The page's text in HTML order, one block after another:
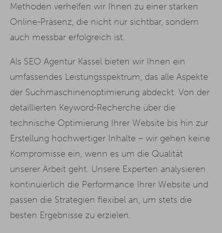
Methoden verhelfen wir Ihnen zu einer starken
Online-Präsenz, die nicht nur sichtbar, sondern
auch messbar erfolgreich ist.
Als SEO Agentur Kassel bieten wir Ihnen ein
umfassendes Leistungsspektrum, das alle Aspekte
der Suchmaschinenoptimierung abdeckt. Von der
detaillierten Keyword-Recherche über die
technische Optimierung Ihrer Website bis hin zur
Erstellung hochwertiger Inhalte – wir gehen keine
Kompromisse ein, wenn es um die Qualität
unserer Arbeit geht. Unsere Experten analysieren
kontinuierlich die Performance Ihrer Website und
passen die Strategien flexibel an, um stets die
besten Ergebnisse zu erzielen.